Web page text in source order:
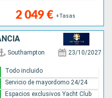
2 049 € +Tasas
Southampton 23/10/2027
Todo incluido
Servicio de mayordomo 24/24
Espacios exclusivos Yacht Club